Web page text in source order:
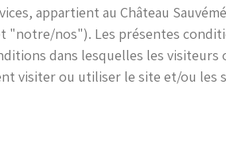
appartient au Château
nos"). Les présentes
dans lesquelles les visiteurs
visiter ou utiliser le site et/ou les